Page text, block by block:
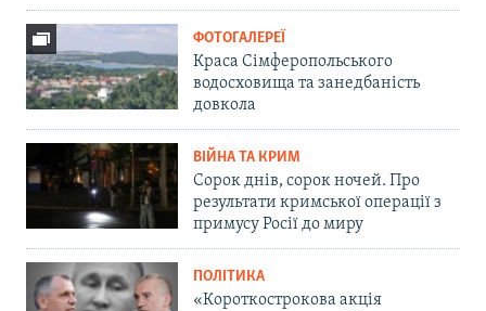
ФОТОГАЛЕРЕЇ
Краса Сімферопольського
водосховища та занедбаність
довкола
ВІЙНА ТА КРИМ
Сорок днів, сорок ночей. Про
результати кримської операції з
примусу Росії до миру
ПОЛІТИКА
«Короткострокова акція